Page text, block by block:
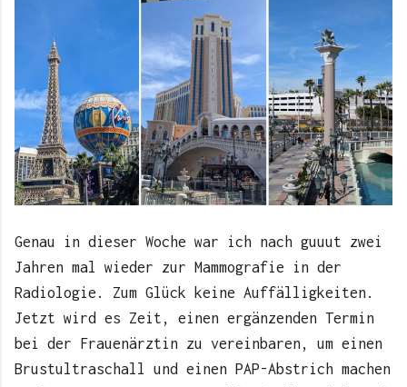
Genau in dieser Woche war ich nach guuut zwei
Jahren mal wieder zur Mammografie in der
Radiologie. Zum Glück keine Auffälligkeiten.
Jetzt wird es Zeit, einen ergänzenden Termin
bei der Frauenärztin zu vereinbaren, um einen
Brustultraschall und einen PAP-Abstrich machen